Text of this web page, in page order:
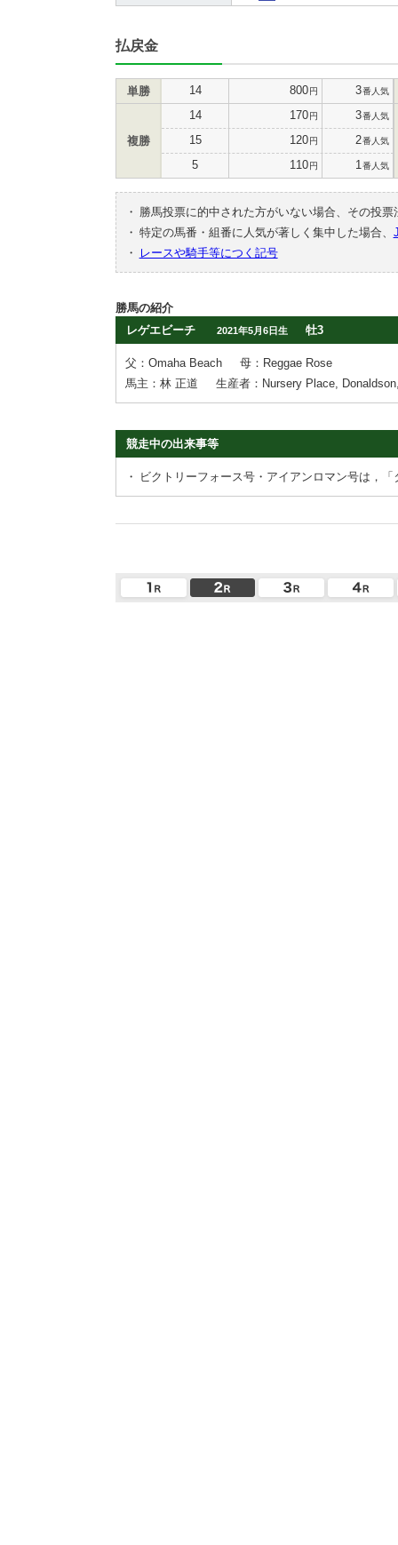
払戻金
単勝 14 800円 3番人気
複勝
14 170円 3番人気
15 120円 2番人気
5 110円 1 番人気
・
勝馬投票に的中された方がいない場合、その投
・ 特定の馬番・組番に人気が著しく集中した場合、
・
レースや騎手等につく記号
勝馬の紹介
レゲエビーチ
2021年5月6日生 牡3
父：Omaha Beach
母：Reggae Rose
馬主：林 正道
生産者：Nursery Place,
競走中の出来事等
・ ビクトリーフォース号・アイアンロマン号は，